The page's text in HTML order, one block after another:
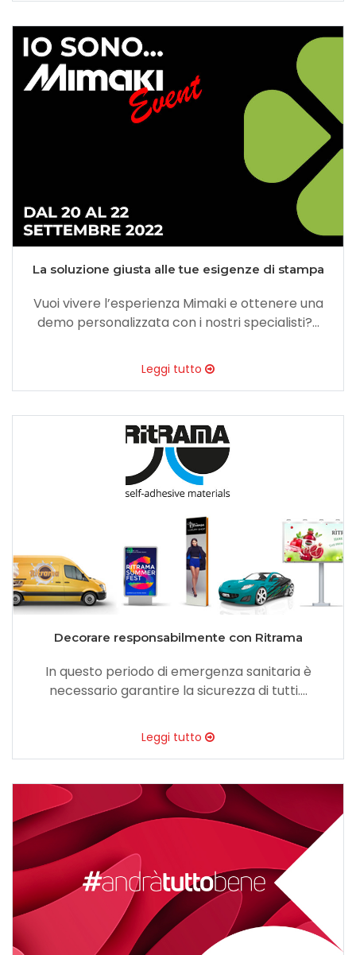
La soluzione giusta alle tue esigenze di stampa
Vuoi vivere l’esperienza Mimaki e ottenere una
demo personalizzata con i nostri specialisti?...
Leggi tutto
Decorare responsabilmente con Ritrama
In questo periodo di emergenza sanitaria è
necessario garantire la sicurezza di tutti....
Leggi tutto